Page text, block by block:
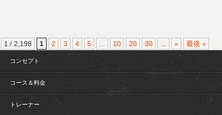
1 / 2,198 1 2 3 4 5 10 20 30 » 最後 »
コンセプト
コース＆料金
トレーナー